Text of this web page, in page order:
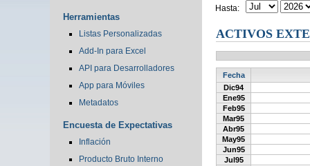
Herramientas
Listas Personalizadas
Add-In para Excel
API para Desarrolladores
App para Móviles
Metadatos
Encuesta de Expectativas
Inflación
Producto Bruto Interno
Hasta:
ACTIVOS
Fecha
Dic94
Ene95
Feb95
Mar95
Abr95
May95
Jun95
Jul95